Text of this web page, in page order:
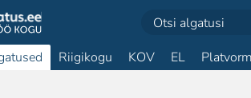
Riigikogu KOV EL